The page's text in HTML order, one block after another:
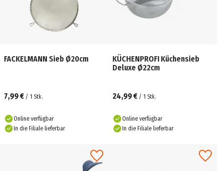
FACKELMANN Sieb Ø20cm
7,99 € / 1 Stk.
Online verfügbar
In die Filiale lieferbar
KÜCHENPROFI Küchensieb
Deluxe Ø22cm
24,99 € / 1 Stk.
Online verfügbar
In die Filiale lieferbar